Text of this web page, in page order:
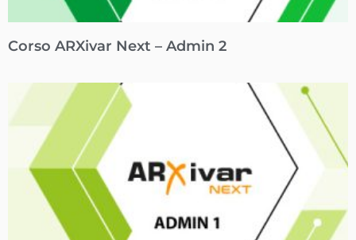
Corso ARXivar Next – Admin 2